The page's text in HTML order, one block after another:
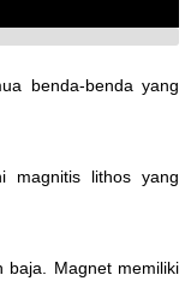
benda-benda yang
magnitis lithos yang
baja. Magnet memiliki